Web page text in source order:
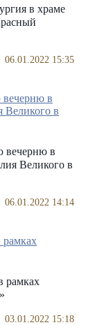
в храме
06.01.2022 15:35
вечерню в
Великого в
06.01.2022 14:14
рамках
03.01.2022 15:18